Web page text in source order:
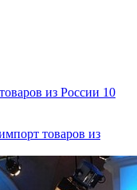
из России 10
товаров из